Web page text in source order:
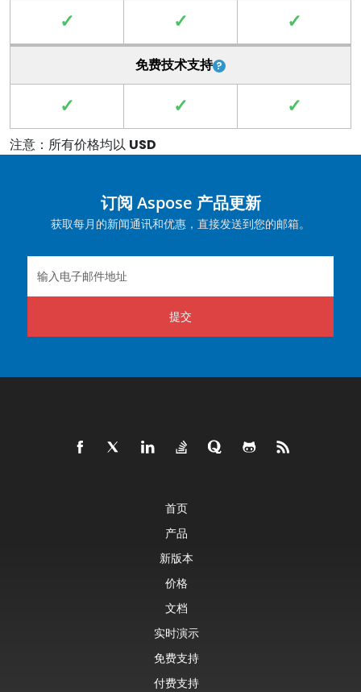
✓ ✓ ✓
免费技术支持
✓ ✓ ✓
注意：所有价格均以 USD
订阅 Aspose 产品更新
获取每月的新闻通讯和优惠，直接发送到您的邮箱。
提交
首页
产品
新版本
价格
文档
实时演示
免费支持
付费支持